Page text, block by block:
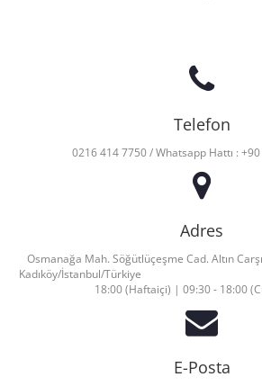
Telefon
0216 414 7750 / Whatsapp Hattı :
Adres
Osmanağa Mah. Söğütlüçeşme Cad. Altın
Kadıköy/İstanbul/Türkiye
18:00 (Haftaiçi) | 09:30 - 18:00
E-Posta